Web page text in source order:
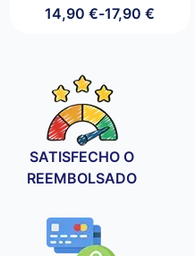
14,90€-17,90€
Rango
14,90 €
hasta
17,90 €
SATISFECHO O
REEMBOLSADO